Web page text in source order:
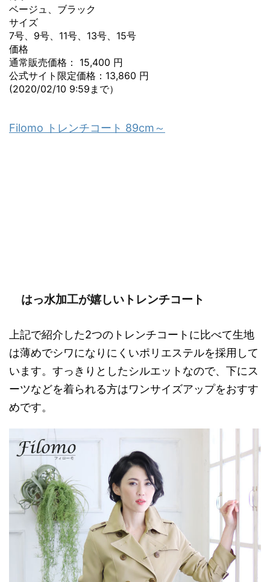
ベージュ、ブラック
サイズ
7号、9号、11号、13号、15号
価格
通常販売価格： 15,400 円
公式サイト限定価格：13,860 円
(2020/02/10 9:59まで）
Filomo トレンチコート 89cm～
はっ水加工が嬉しいトレンチコート
上記で紹介した2つのトレンチコートに比べて生地
は薄めでシワになりにくいポリエステルを採用して
います。すっきりとしたシルエットなので、下にス
ーツなどを着られる方はワンサイズアップをおすす
めです。